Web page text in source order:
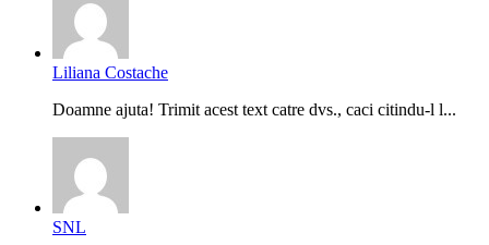
Liliana Costache
Doamne ajuta! Trimit acest text catre dvs., caci citindu-l l...
SNL